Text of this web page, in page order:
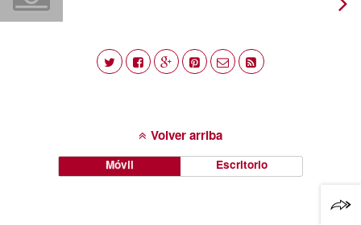
Volver arriba
Móvil Escritorio